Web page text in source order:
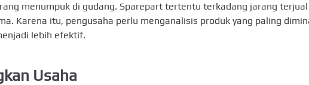
menumpuk di gudang. Sparepart tertentu terkadang jarang terjual
Karena itu, pengusaha perlu menganalisis produk yang paling
lebih efektif.
Usaha